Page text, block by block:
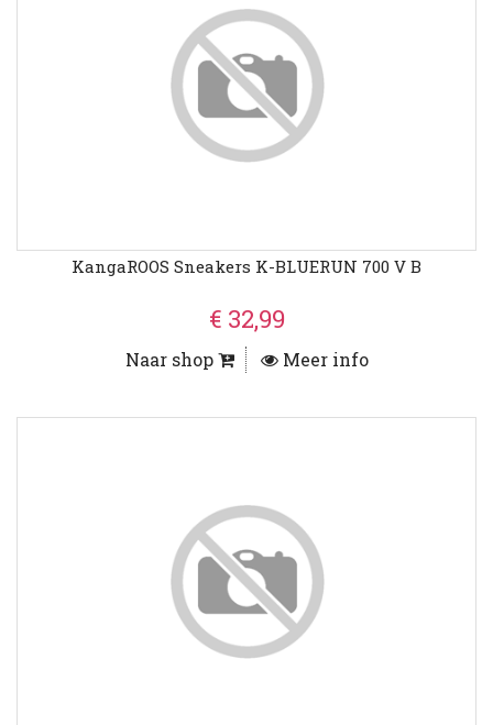
KangaROOS Sneakers K-BLUERUN 700 V B
€ 32,99
Naar shop Meer info